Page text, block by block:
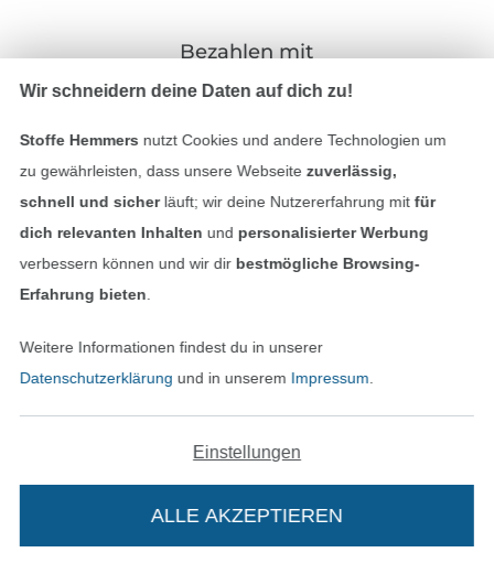
In deinen Warenkorb
Bezahlen mit
Unsere Versandpartner
Impressum
Datenschutz
In den deutschen Shop wechseln (aktuell
Wir schneidern deine Daten auf dich zu!
Stoffe Hemmers nutzt Cookies und andere Technologien um
zu gewährleisten, dass unsere Webseite zuverlässig,
schnell und sicherläuft; wir deine Nutzererfahrung mitfür
dich relevanten Inhalten und personalisierter Werbung
verbessern können und wir dir bestmögliche Browsing-
Erfahrung bieten
Weitere Informationen findest du in unserer
Datenschutzerklärung und in unserem Impressum
Einstellungen
ALLE AKZEPTIEREN